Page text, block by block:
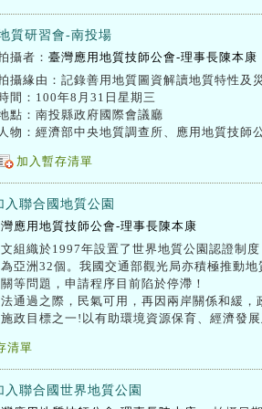
質研習會-南投場
攝者： 臺灣應用地質技師公會-理事長陳本康
攝緣由：記錄善用地質圖資解讀地質特性及
間：100年8月31日星期三
點：南投縣政府國際會議廳
人物：經濟部中央地質調查所、應用地質技師
加入暫存清單
入聯合國地質公園
應用地質技師公會-理事長陳本康
組織於1997年設置了世界地質公園認證制
亞洲32個。我國交通部觀光局亦積極推動
等問題，申請程序目前陷於停滯！
通過之際，民氣可用，再因兩岸關係和緩
政目標之一!以有助環境資源保育、經濟發
清單
入聯合國世界地質公園